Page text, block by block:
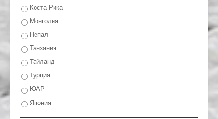
Коста-Рика
Монголия
Непал
Танзания
Тайланд
Турция
ЮАР
Япония